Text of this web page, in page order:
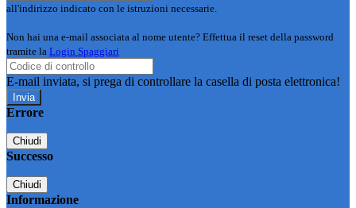
all'indirizzo indicato con le istruzioni necessarie.
Non hai una e-mail associata al nome utente? Effettua il reset della password
tramite la Login Spaggiari
E-mail inviata, si prega di controllare la casella di posta elettronica!
Errore
Chiudi
Successo
Chiudi
Informazione